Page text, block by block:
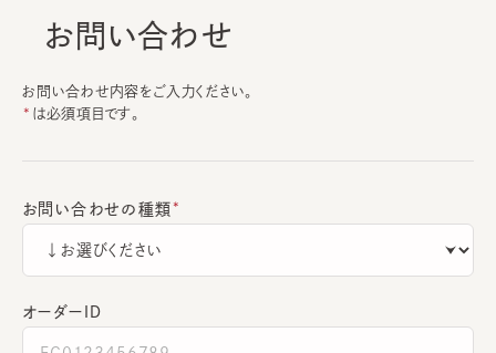
お問い合わせ
お問い合わせ内容をご入力ください。
は必須項目です。
お問い合わせの種類
オーダーＩＤ